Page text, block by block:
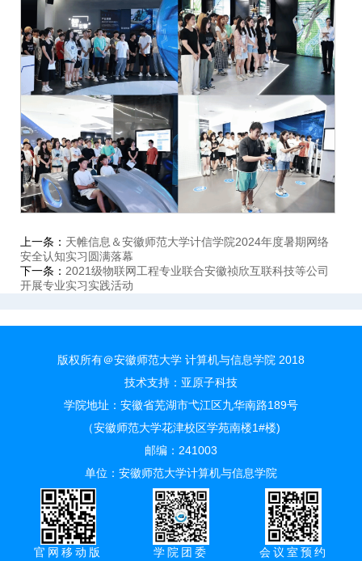
上一条： 天帷信息＆安徽师范大学计信学院2024年度暑期网络
安全认知实习圆满落幕
下一条： 2021级物联网工程专业联合安徽祯欣互联科技等公司
开展专业实习实践活动
版权所有＠安徽师范大学 计算机与信息学院 2018
技术支持： 亚原子科技
学院地址：安徽省芜湖市弋江区九华南路189号
（安徽师范大学花津校区学苑南楼1#楼)
邮编：241003
单位：安徽师范大学计算机与信息学院
官网移动版 学院团委 会议室预约